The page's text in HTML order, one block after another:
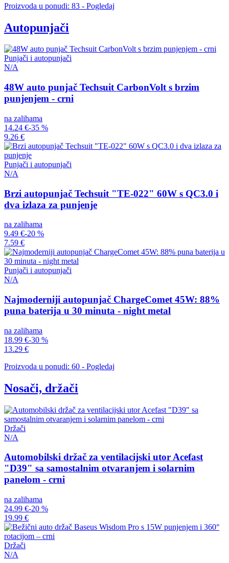
Proizvoda u ponudi: 83 - Pogledaj
Autopunjači
Punjači i autopunjači
N/A
48W auto punjač Techsuit CarbonVolt s brzim
punjenjem - crni
na zalihama
14.24 €-35 %
9.26 €
Punjači i autopunjači
N/A
Brzi autopunjač Techsuit "TE-022" 60W s QC3.0 i
dva izlaza za punjenje
na zalihama
9.49 €-20 %
7.59 €
Punjači i autopunjači
N/A
Najmoderniji autopunjač ChargeComet 45W: 88%
puna baterija u 30 minuta - night metal
na zalihama
18.99 €-30 %
13.29 €
Proizvoda u ponudi: 60 - Pogledaj
Nosači, držači
Držači
N/A
Automobilski držač za ventilacijski utor Acefast
"D39" sa samostalnim otvaranjem i solarnim
panelom - crni
na zalihama
24.99 €-20 %
19.99 €
Držači
N/A